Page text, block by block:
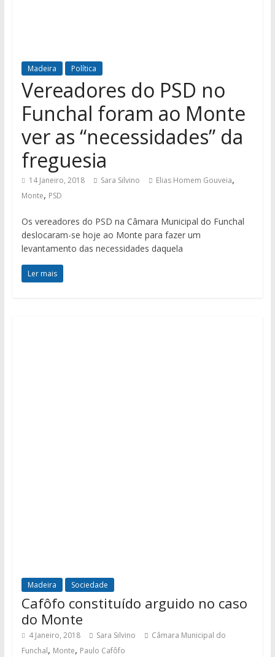
Madeira Política
Vereadores do PSD no
Funchal foram ao Monte
ver as “necessidades” da
freguesia
14 Janeiro, 2018 Sara Silvino Elias Homem Gouveia,
Monte, PSD
Os vereadores do PSD na Câmara Municipal do Funchal
deslocaram-se hoje ao Monte para fazer um
levantamento das necessidades daquela
Ler mais
Madeira Sociedade
Cafôfo constituído arguido no caso
do Monte
4 Janeiro, 2018 Sara Silvino
Câmara Municipal do
Funchal, Monte, Paulo Cafôfo